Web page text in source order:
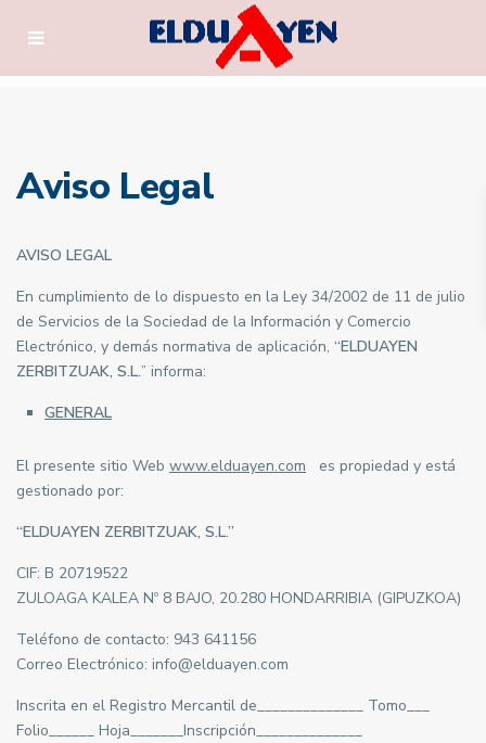
Aviso Legal
AVISO LEGAL
En cumplimiento de lo dispuesto en la Ley 34/2002 de 11 de julio
de Servicios de la Sociedad de la Información y Comercio
Electrónico, y demás normativa de aplicación, “ELDUAYEN
ZERBITZUAK, S.L.” informa:
GENERAL
El presente sitio Web www.elduayen.com es propiedad y está
gestionado por:
“ELDUAYEN ZERBITZUAK, S.L.”
CIF: B 20719522
ZULOAGA KALEA Nº 8 BAJO, 20.280 HONDARRIBIA (GIPUZKOA)
Teléfono de contacto: 943 641156
Correo Electrónico: info@elduayen.com
Inscrita en el Registro Mercantil de______________ Tomo___
Folio______ Hoja_______Inscripción______________